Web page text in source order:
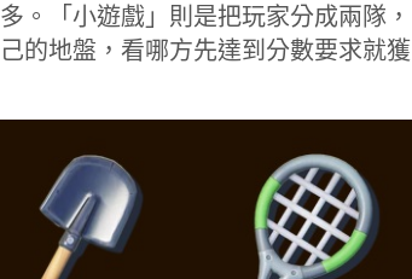
。「小遊戲」則是把玩家分成兩隊，
的地盤，看哪方先達到分數要求就獲